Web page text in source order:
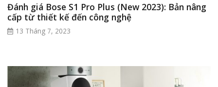
Đánh giá Bose S1 Pro Plus (New 2023): Bản nâng
cấp từ thiết kế đến công nghệ
13 Tháng 7, 2023